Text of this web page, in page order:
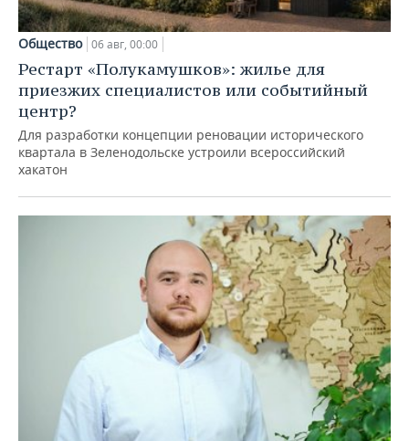
Общество 06 авг, 00:00
Рестарт «Полукамушков»: жилье для
приезжих специалистов или событийный
центр?
Для разработки концепции реновации исторического
квартала в Зеленодольске устроили всероссийский
хакатон